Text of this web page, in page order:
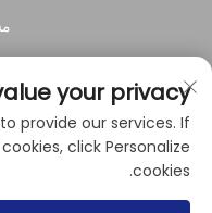
your privacy
provide our services. If
click Personalize
cookies.